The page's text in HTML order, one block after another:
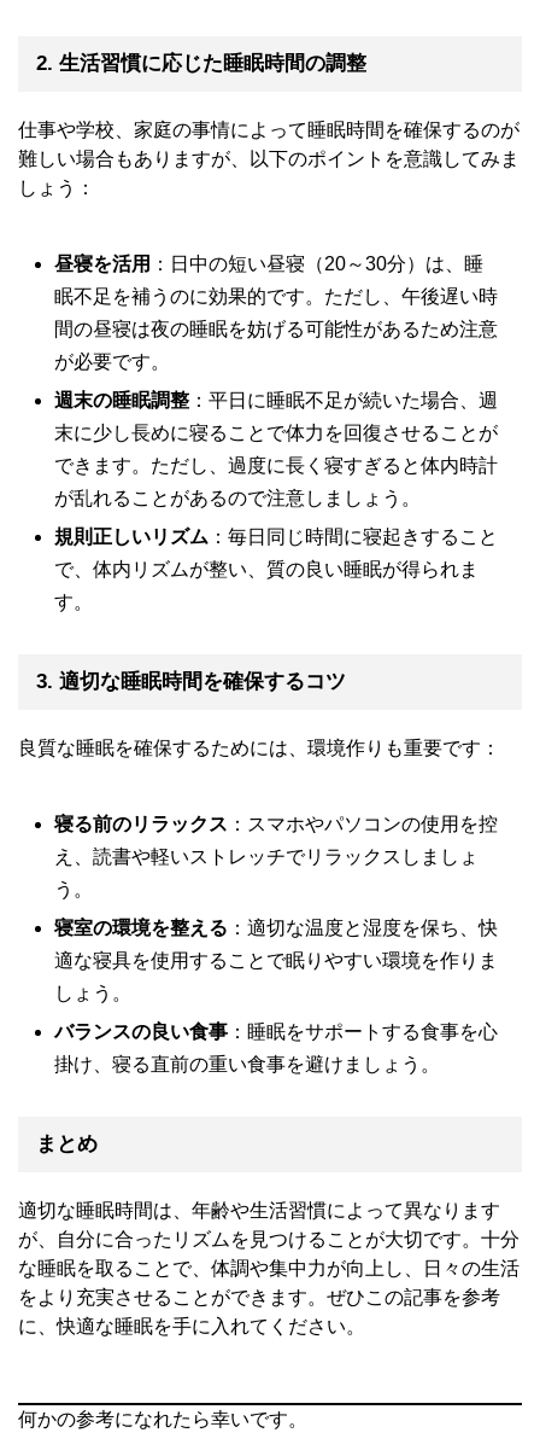
2. 生活習慣に応じた睡眠時間の調整
仕事や学校、家庭の事情によって睡眠時間を確保するのが
難しい場合もありますが、以下のポイントを意識してみま
しょう：
昼寝を活用 ：日中の短い昼寝（20～30分）は、睡
眠不足を補うのに効果的です。ただし、午後遅い時
間の昼寝は夜の睡眠を妨げる可能性があるため注意
が必要です。
週末の睡眠調整 ：平日に睡眠不足が続いた場合、週
末に少し長めに寝ることで体力を回復させることが
できます。ただし、過度に長く寝すぎると体内時計
が乱れることがあるので注意しましょう。
規則正しいリズム ：毎日同じ時間に寝起きすること
で、体内リズムが整い、質の良い睡眠が得られま
す。
3. 適切な睡眠時間を確保するコツ
良質な睡眠を確保するためには、環境作りも重要です：
寝る前のリラックス ：スマホやパソコンの使用を控
え、読書や軽いストレッチでリラックスしましょ
う。
寝室の環境を整える ：適切な温度と湿度を保ち、快
適な寝具を使用することで眠りやすい環境を作りま
しょう。
バランスの良い食事 ：睡眠をサポートする食事を心
掛け、寝る直前の重い食事を避けましょう。
まとめ
適切な睡眠時間は、年齢や生活習慣によって異なります
が、自分に合ったリズムを見つけることが大切です。十分
な睡眠を取ることで、体調や集中力が向上し、日々の生活
をより充実させることができます。ぜひこの記事を参考
に、快適な睡眠を手に入れてください。
何かの参考になれたら幸いです。